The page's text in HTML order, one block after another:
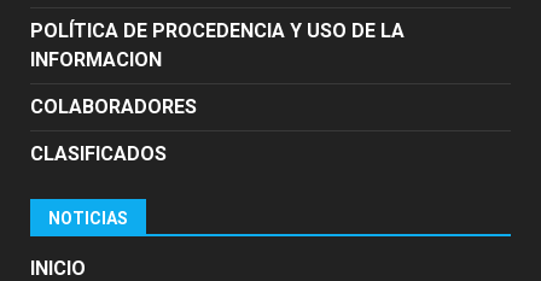
POLÍTICA DE PROCEDENCIA Y USO DE LA
INFORMACION
COLABORADORES
CLASIFICADOS
NOTICIAS
INICIO